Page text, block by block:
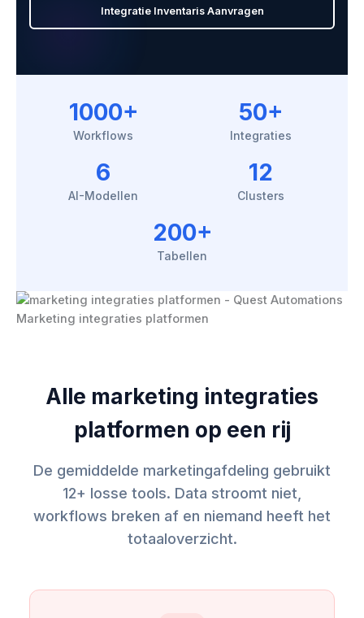
Integratie Inventaris Aanvragen
1000+
Workflows
50+
Integraties
6
AI-Modellen
12
Clusters
200+
Tabellen
Marketing integraties platformen
Alle marketing integraties
platformen op een rij
De gemiddelde marketingafdeling gebruikt
12+ losse tools. Data stroomt niet,
workflows breken af en niemand heeft het
totaaloverzicht.